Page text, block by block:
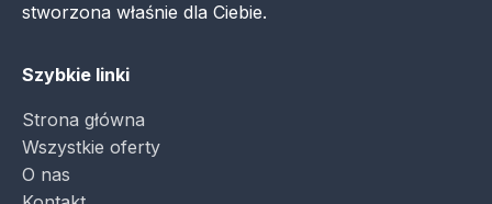
stworzona właśnie dla Ciebie.
Szybkie linki
Strona główna
Wszystkie oferty
O nas